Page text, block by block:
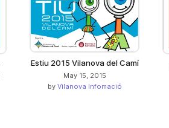
Estiu 2015 Vilanova del Camí
May 15, 2015
by Vilanova Infomació